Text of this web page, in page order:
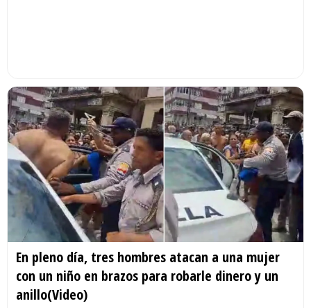
En pleno día, tres hombres atacan a una mujer
con un niño en brazos para robarle dinero y un
anillo(Video)